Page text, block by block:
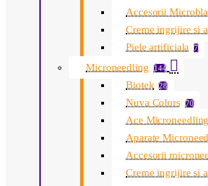
Accesorii
Creme ingrijire si
Piele artificiala 7
Microneedling 144
Biotek 28
Nuva Colors 70
Ace Microneedling
Aparate
Accesorii
Creme ingrijire si